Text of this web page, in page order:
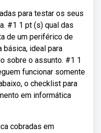
para testar os seus
#1 1 pt (s) qual das
de um periférico de
básica, ideal para
sobre o assunto. #1 1
funcionar somente
o checklist para
em informática
cobradas em